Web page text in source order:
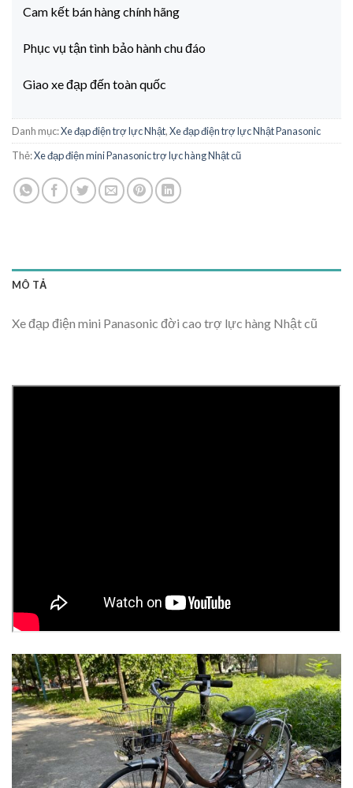
Cam kết bán hàng chính hãng
Phục vụ tận tình bảo hành chu đáo
Giao xe đạp đến toàn quốc
Danh mục:Xe đạp điện trợ lực Nhật,Xe đạp điện trợ lực Nhật Panasonic
Thẻ:Xe đạp điện mini Panasonic trợ lực hàng Nhật cũ
MÔ TẢ
Xe đạp điện mini Panasonic đời cao trợ lực hàng Nhật cũ